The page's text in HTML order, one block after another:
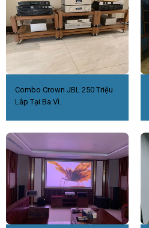
Combo Crown JBL 250 Triệu
Lắp Tại Ba Vì.